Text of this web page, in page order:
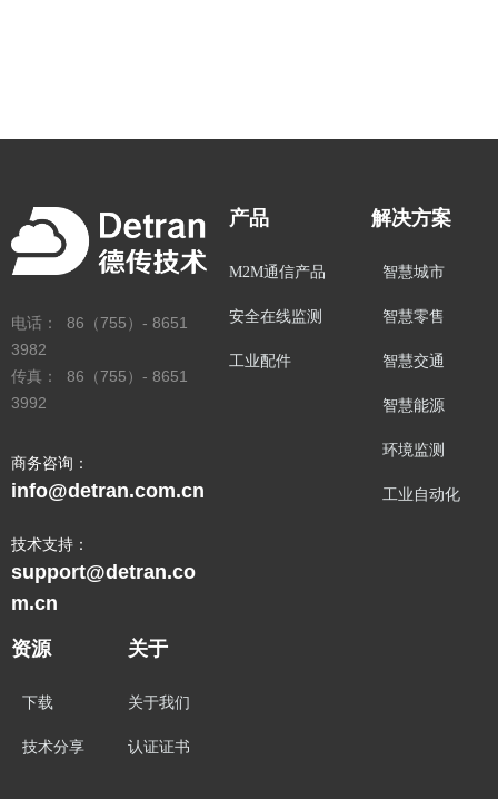
电话： 86（755）- 8651
3982
传真： 86（755）- 8651
3992
商务咨询：
info@detran.com.cn
技术支持：
support@detran.co
m.cn
产品
M2M通信产品
安全在线监测
工业配件
智慧城市
智慧零售
智慧交通
智慧能源
环境监测
工业自动化
解决方案
资源
下载
技术分享
关于
关于我们
认证证书